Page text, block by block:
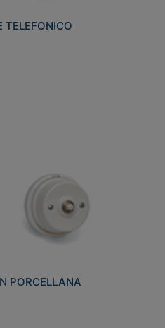
TELEFONICO
PORCELLANA